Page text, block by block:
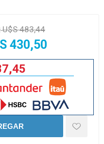
U$S 483,44
430,50